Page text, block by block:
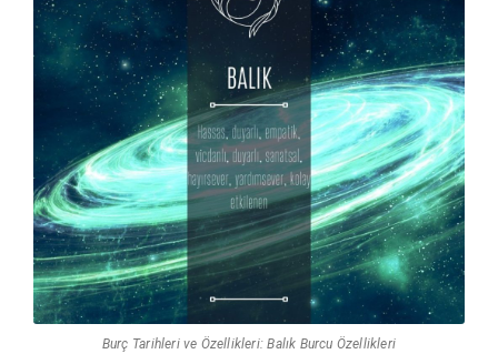
Burç Tarihleri ve Özellikleri: Balık Burcu Özellikleri